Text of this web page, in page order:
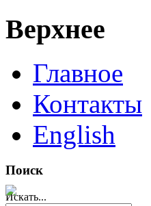
Верхнее
Главное
Контакты
English
Поиск
Искать...